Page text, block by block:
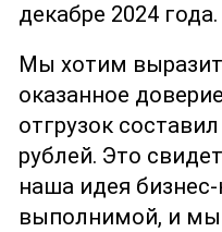
декабре 2024 года.
Мы хотим
оказанное
отгрузок
рублей. Это
наша идея
выполнимой, и мы